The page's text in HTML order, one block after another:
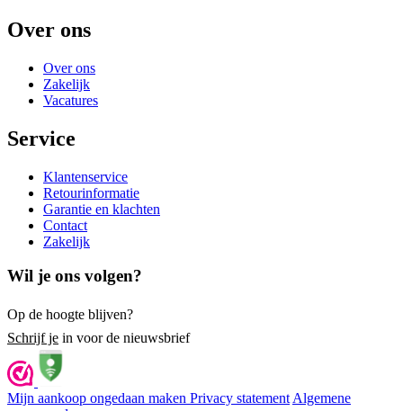
Over ons
Over ons
Zakelijk
Vacatures
Service
Klantenservice
Retourinformatie
Garantie en klachten
Contact
Zakelijk
Wil je ons volgen?
Op de hoogte blijven?
Schrijf je in voor de nieuwsbrief
Mijn aankoop ongedaan maken Privacy statement Algemene